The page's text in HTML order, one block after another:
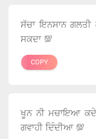
ਸੱਚਾ ਇਨਸਾਨ
ਸਕਦਾ 💯
COPY
ਖੂਨ ਨੀ ਮਚਾਇਆ
ਗਵਾਹੀ ਦਿੰਦੀਆ 💯